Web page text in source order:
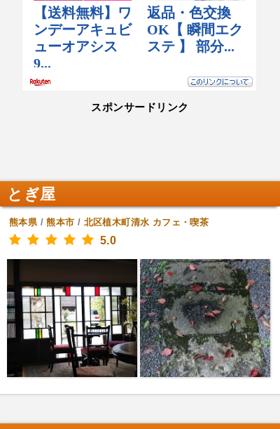
スポンサードリンク
とぎ屋
熊本県/熊本市 / 北区植木町清水 カフェ・喫茶
5.0